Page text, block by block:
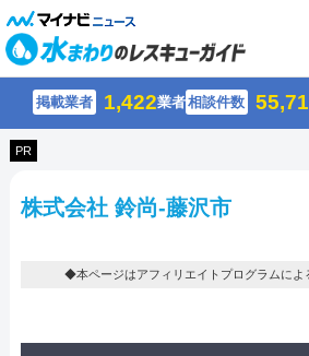
掲載業者 1,422業者相談件数
PR
株式会社 鈴尚-藤沢市
◆本ページはアフィリエイトプログラムによ